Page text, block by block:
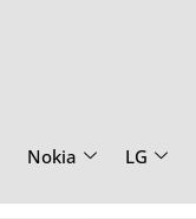
Nokia LG